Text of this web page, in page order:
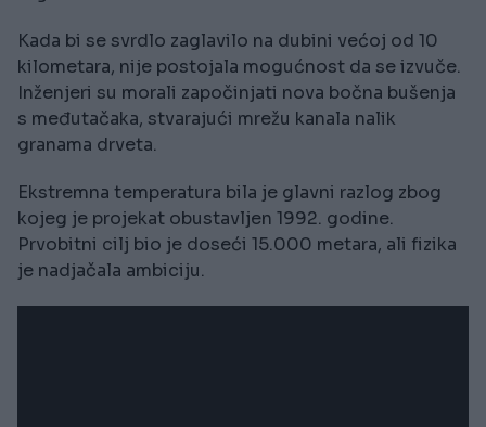
Kada bi se svrdlo zaglavilo na dubini većoj od 10
kilometara, nije postojala mogućnost da se izvuče.
Inženjeri su morali započinjati nova bočna bušenja
s međutačaka, stvarajući mrežu kanala nalik
granama drveta.
Ekstremna temperatura bila je glavni razlog zbog
kojeg je projekat obustavljen 1992. godine.
Prvobitni cilj bio je doseći 15.000 metara, ali fizika
je nadjačala ambiciju.